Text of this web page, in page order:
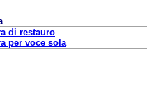
di restauro
per voce sola